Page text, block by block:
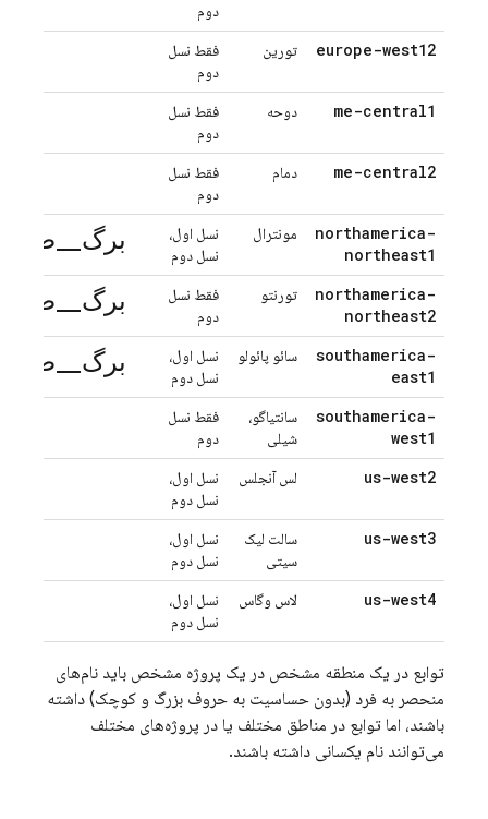
دوم
europe-west12 تورین
فقط نسل
دوم
me-central1 دوحه
فقط نسل
دوم
me-central2 دمام
فقط نسل
دوم
northamerica-
northeast1
مونترال
نسل اول،
نسل دوم
northamerica-
northeast2
تورنتو
فقط نسل
دوم
southamerica-
east1
سائو پائولو
نسل اول،
نسل دوم
southamerica-
west1
سانتیاگو،
شیلی
فقط نسل
دوم
us-west2 لس آنجلس
نسل اول،
نسل دوم
us-west3
سالت لیک
سیتی
نسل اول،
نسل دوم
us-west4 لاس وگاس
نسل اول،
نسل دوم
توابع در یک منطقه مشخص در یک پروژه مشخص باید نام‌های
منحصر به فرد (بدون حساسیت به حروف بزرگ و کوچک) داشته
باشند، اما توابع در مناطق مختلف یا در پروژه‌های مختلف
می‌توانند نام یکسانی داشته باشند.